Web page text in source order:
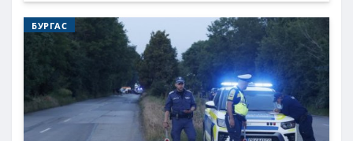
БУРГАС